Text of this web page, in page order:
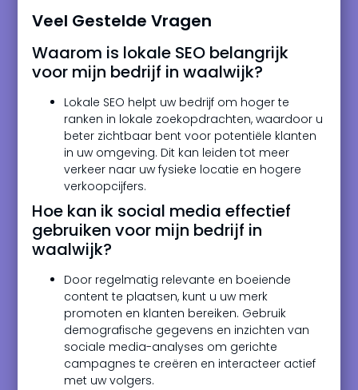
Veel Gestelde Vragen
Waarom is lokale SEO belangrijk
voor mijn bedrijf in waalwijk?
Lokale SEO helpt uw bedrijf om hoger te
ranken in lokale zoekopdrachten, waardoor u
beter zichtbaar bent voor potentiële klanten
in uw omgeving. Dit kan leiden tot meer
verkeer naar uw fysieke locatie en hogere
verkoopcijfers.
Hoe kan ik social media effectief
gebruiken voor mijn bedrijf in
waalwijk?
Door regelmatig relevante en boeiende
content te plaatsen, kunt u uw merk
promoten en klanten bereiken. Gebruik
demografische gegevens en inzichten van
sociale media-analyses om gerichte
campagnes te creëren en interacteer actief
met uw volgers.